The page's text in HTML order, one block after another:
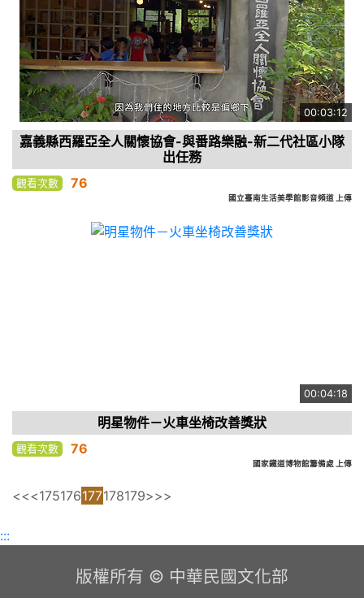
00:03:12
嘉義縣西羅亞全人關懷協會-與番路樂融-新二代社區小隊
出任務
觀看次數 76
國立臺南生活美學館影音頻道 上傳
00:04:18
明星物件－火車坐椅改善獎狀
觀看次數 76
國家鐵道博物館籌備處 上傳
<<<175176177178179>>>
:::
版權所有 © 中華民國文化部